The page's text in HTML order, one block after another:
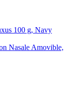
100 g, Navy
Nasale Amovible,